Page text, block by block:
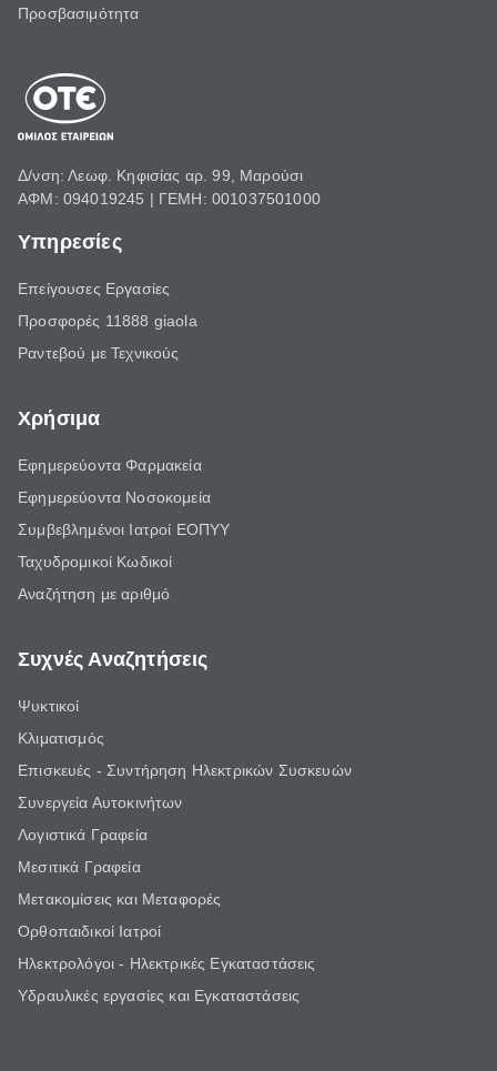
Προσβασιμότητα
Δ/νση: Λεωφ. Κηφισίας αρ. 99, Μαρούσι
ΑΦΜ: 094019245 | ΓΕΜΗ: 001037501000
Υπηρεσίες
Επείγουσες Εργασίες
Προσφορές 11888 giaola
Ραντεβού με Τεχνικούς
Χρήσιμα
Εφημερεύοντα Φαρμακεία
Εφημερεύοντα Νοσοκομεία
Συμβεβλημένοι Ιατροί ΕΟΠΥΥ
Ταχυδρομικοί Κωδικοί
Αναζήτηση με αριθμό
Συχνές Αναζητήσεις
Ψυκτικοί
Κλιματισμός
Επισκευές - Συντήρηση Ηλεκτρικών Συσκευών
Συνεργεία Αυτοκινήτων
Λογιστικά Γραφεία
Μεσιτικά Γραφεία
Μετακομίσεις και Μεταφορές
Ορθοπαιδικοί Ιατροί
Ηλεκτρολόγοι - Ηλεκτρικές Εγκαταστάσεις
Υδραυλικές εργασίες και Εγκαταστάσεις